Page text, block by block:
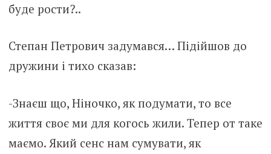
буде рости?..
Степан Петрович задумався… Підійшов до
дружини і тихо сказав:
-Знаєш що, Ніночко, як подумати, то все
життя своє ми для когось жили. Тепер от таке
маємо. Який сенс нам сумувати, як